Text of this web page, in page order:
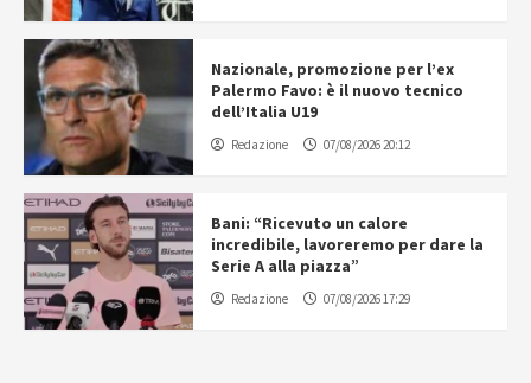
Nazionale, promozione per l’ex
Palermo Favo: è il nuovo tecnico
dell’Italia U19
Redazione 07/08/2026 20:12
Bani: “Ricevuto un calore
incredibile, lavoreremo per dare la
Serie A alla piazza”
Redazione 07/08/2026 17:29